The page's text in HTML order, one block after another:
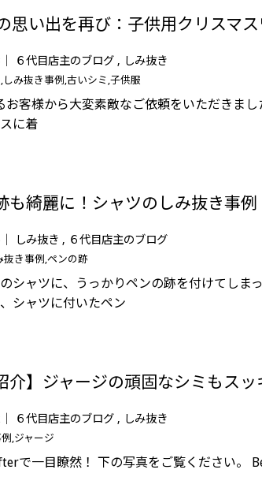
６代目店主のブログ しみ抜き
しみ抜き事例 古いシミ 子供服
お客様から大変素敵なご依頼をいただきま
に着
も綺麗に！シャツのしみ抜き事例
しみ抜き ６代目店主のブログ
抜き事例 ペンの跡
シャツに、うっかりペンの跡を付けてしま
シャツに付いたペン
介】ジャージの頑固なシミもス
６代目店主のブログ しみ抜き
ジャージ
で一目瞭然！ 下の写真をご覧ください。